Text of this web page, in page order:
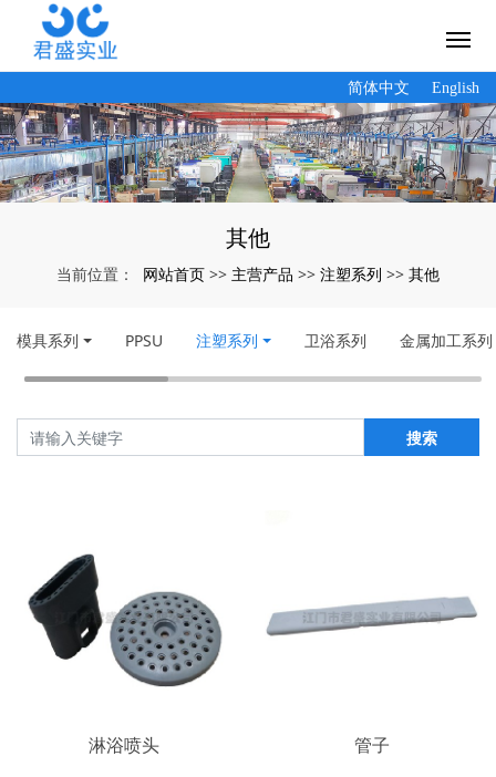
简体中文 English
其他
当前位置： 网站首页 >> 主营产品 >> 注塑系列 >> 其他
模具系列 PPSU 注塑系列 卫浴系列 金属加工系列
搜索
淋浴喷头 管子